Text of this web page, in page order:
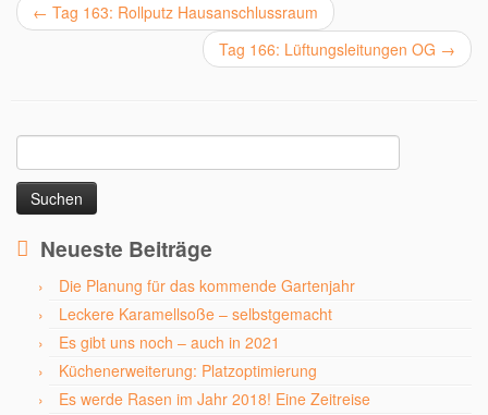
← Tag 163: Rollputz Hausanschlussraum
Tag 166: Lüftungsleitungen OG →
nach:
Neueste Beiträge
Die Planung für das kommende Gartenjahr
Leckere Karamellsoße – selbstgemacht
Es gibt uns noch – auch in 2021
Küchenerweiterung: Platzoptimierung
Es werde Rasen im Jahr 2018! Eine Zeitreise